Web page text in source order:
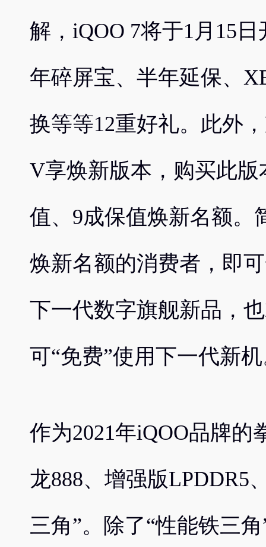
解，iQOO 7将于1月15
年碎屏宝、半年延保、
换等等12重好礼。此外
V享焕新版本，购买此
值、9成保值焕新名额。
焕新名额的消费者，即
下一代数字旗舰新品，
可“免费”使用下一代新
作为2021年iQOO品牌的
龙888、增强版LPDDR5
三角”。除了“性能铁三